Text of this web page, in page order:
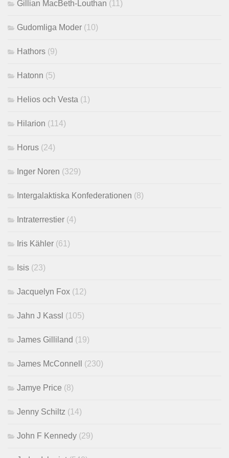
Gillian MacBeth-Louthan (11)
Gudomliga Moder (10)
Hathors (9)
Hatonn (5)
Helios och Vesta (1)
Hilarion (114)
Horus (24)
Inger Noren (329)
Intergalaktiska Konfederationen (8)
Intraterrestier (4)
Iris Kähler (61)
Isis (23)
Jacquelyn Fox (12)
Jahn J Kassl (105)
James Gilliland (19)
James McConnell (230)
Jamye Price (8)
Jenny Schiltz (14)
John F Kennedy (29)